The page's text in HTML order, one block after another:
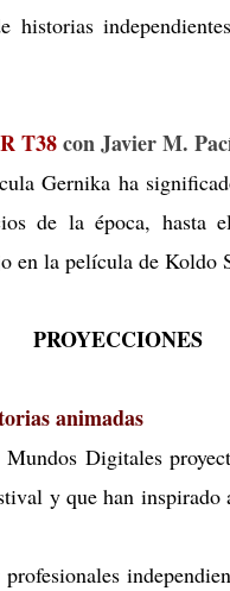
historias
T38con Javier M.
Gernika ha
de la época, hasta
en la película de Koldo
PROYECCIONES
animadas
Digitales
y que han inspirado